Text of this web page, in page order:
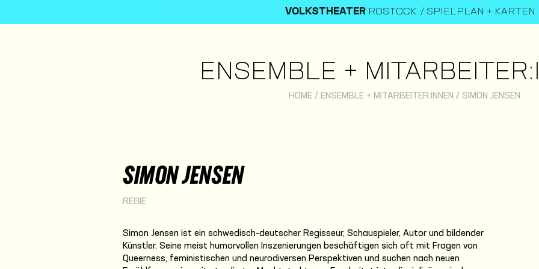
VOLKSTHEATER ROSTOCK SPIELPLAN + KARTEN
ENSEMBLE +
HOME/ ENSEMBLE + MITARBEITER:INNEN / SIMON JENSEN
SIMON JENSEN
REGIE
Simon Jensen ist ein schwedisch-deutscher Regisseur, Schauspieler, Autor und bildender
Künstler. Seine meist humorvollen Inszenierungen beschäftigen sich oft mit Fragen von
Queerness, feministischen und neurodiversen Perspektiven und suchen nach neuen